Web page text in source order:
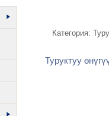
Категория:
Туруктуу